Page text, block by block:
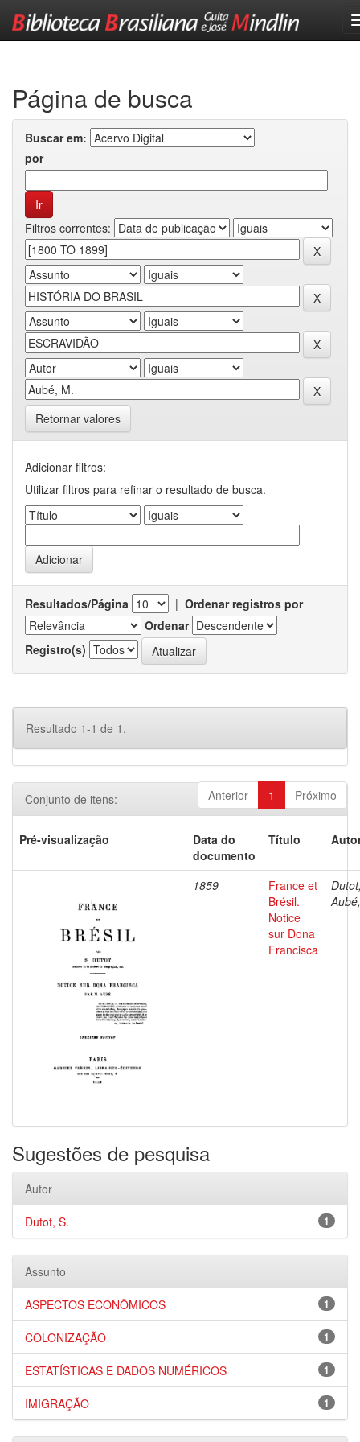
Página de busca
Buscar em:
por
Filtros correntes:
Retornar valores
Adicionar filtros:
Utilizar filtros para refinar o resultado de busca.
Resultados/Página | Ordenar registros por
Ordenar
Registro(s)
Resultado 1-1 de 1.
Anterior 1 Próximo
Conjunto de itens:
Pré-visualização
Data do
documento
Título
1859
France et
Brésil.
Notice
sur Dona
Francisca
Sugestões de pesquisa
Autor
1
Dutot, S.
Assunto
1
ASPECTOS ECONÔMICOS
1
COLONIZAÇÃO
1
ESTATÍSTICAS E DADOS NUMÉRICOS
1
IMIGRAÇÃO